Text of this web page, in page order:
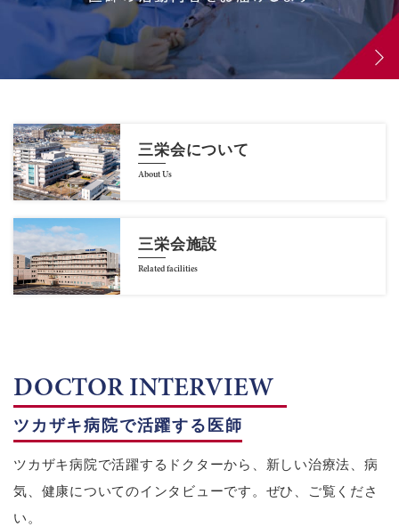
三栄会について
About Us
三栄会施設
Related facilities
DOCTOR INTERVIEW
ツカザキ病院で活躍する医師
ツカザキ病院で活躍するドクターから、新しい治療法、病
気、健康についてのインタビューです。ぜひ、ご覧くださ
い。